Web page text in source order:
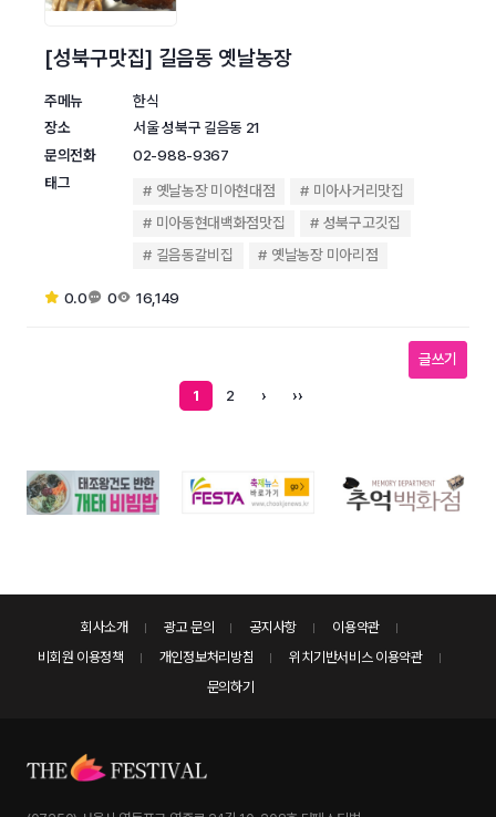
[성북구맛집] 길음동 옛날농장
주메뉴
한식
장소
서울 성북구 길음동 21
문의전화
02-988-9367
태그
옛날농장 미아현대점
미아사거리맛집
미아동현대백화점맛집
성북구고깃집
길음동갈비집
옛날농장 미아리점
0.0 0 16,149
글쓰기
1 2 › ››
회사소개 광고 문의 공지사항
이용약관
비회원 이용정책
개인정보처리방침
위치기반서비스 이용약관
문의하기